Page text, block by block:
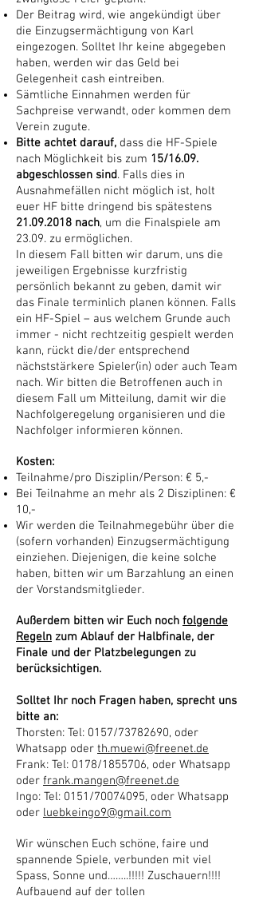
Der Beitrag wird, wie angekündigt über
die Einzugsermächtigung von Karl
eingezogen. Solltet Ihr keine abgegeben
haben, werden wir das Geld bei
Gelegenheit cash eintreiben.
Sämtliche Einnahmen werden für
Sachpreise verwandt, oder kommen dem
Verein zugute.
Bitte achtet darauf, dass die HF-Spiele
nach Möglichkeit bis zum 15/16.09.
abgeschlossen sind. Falls dies in
Ausnahmefällen nicht möglich ist, holt
euer HF bitte dringend bis spätestens
21.09.2018 nach, um die Finalspiele am
23.09. zu ermöglichen.
In diesem Fall bitten wir darum, uns die
jeweiligen Ergebnisse kurzfristig
persönlich bekannt zu geben, damit wir
das Finale terminlich planen können. Falls
ein HF-Spiel – aus welchem Grunde auch
immer - nicht rechtzeitig gespielt werden
kann, rückt die/der entsprechend
nächststärkere Spieler(in) oder auch Team
nach. Wir bitten die Betroffenen auch in
diesem Fall um Mitteilung, damit wir die
Nachfolgeregelung organisieren und die
Nachfolger informieren können.
Kosten:
Teilnahme/pro Disziplin/Person: € 5,-
Bei Teilnahme an mehr als 2 Disziplinen: €
10,-
Wir werden die Teilnahmegebühr über die
(sofern vorhanden) Einzugsermächtigung
einziehen. Diejenigen, die keine solche
haben, bitten wir um Barzahlung an einen
der Vorstandsmitglieder.
Außerdem bitten wir Euch noch folgende
Regeln zum Ablauf der Halbfinale, der
Finale und der Platzbelegungen zu
berücksichtigen.
Solltet Ihr noch Fragen haben, sprecht uns
bitte an:
Thorsten: Tel: 0157/73782690, oder
Whatsapp oder th.muewi@freenet.de
Frank: Tel: 0178/1855706, oder Whatsapp
oder frank.mangen@freenet.de
Ingo: Tel: 0151/70074095, oder Whatsapp
oder luebkeingo9@gmail.com
Wir wünschen Euch schöne, faire und
spannende Spiele, verbunden mit viel
Spass, Sonne und……..!!!!! Zuschauern!!!!
Aufbauend auf der tollen